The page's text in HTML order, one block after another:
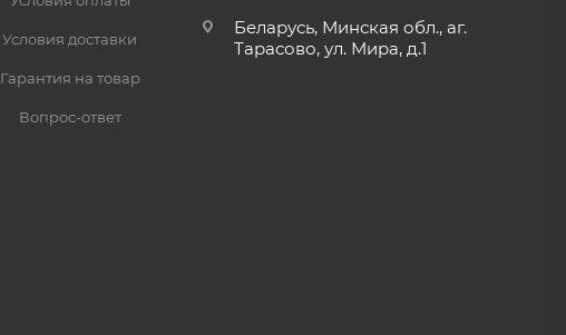
Условия доставки
Гарантия на товар
Вопрос-ответ
Беларусь, Минская обл., аг.
Тарасово, ул. Мира, д.1